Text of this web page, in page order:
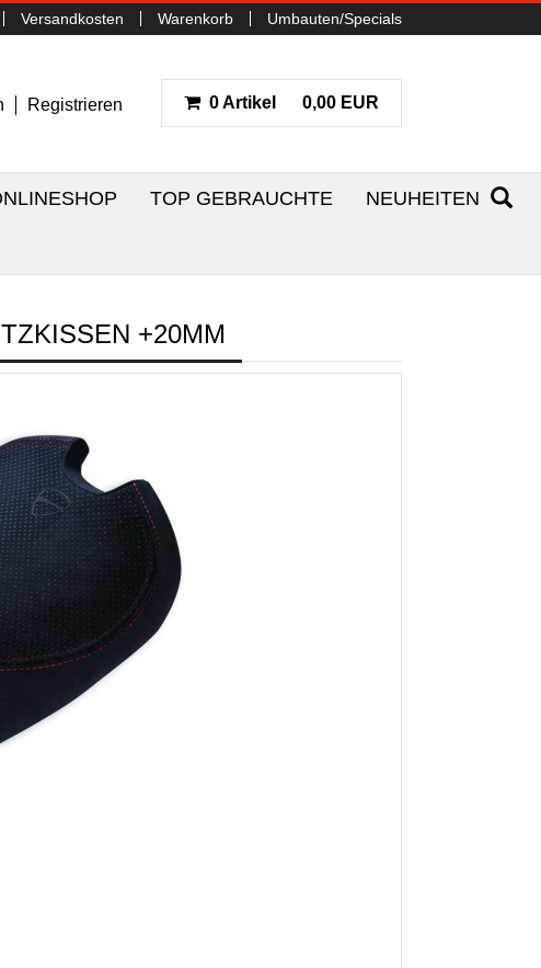
Versandkosten Warenkorb Umbauten/Specials
Registrieren 0 Artikel 0,00 EUR
TOP GEBRAUCHTE NEUHEITEN
+20MM